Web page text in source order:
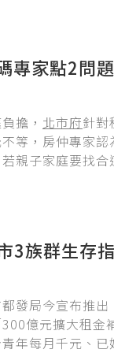
專家點2問
擔， 北市府針對
等，房仲專家
親子家庭要找
3族群生存
發局今宣布推
億元擴大租
年每月千元、